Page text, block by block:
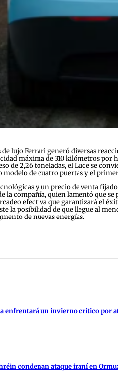
lujo Ferrari generó diversas
máxima de 310 kilómetros por
de 2,26 toneladas, el Luce se
modelo de cuatro puertas y el
y un precio de venta
la compañía, quien lamentó que
efectiva que garantizará el
la posibilidad de que llegue al
de nuevas energías.
enfrentará un invierno crítico por
condenan ataque iraní en